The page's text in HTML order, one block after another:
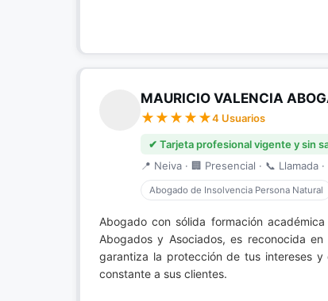
MAURICIO VALENCIA
4 Usuarios
✔ Tarjeta profesional vigente y sin
📍 Neiva · 🏢 Presencial · 📞 Llamada
Abogado de Insolvencia Persona Natural
Abogado con sólida formación
Abogados y Asociados, es reconocida
garantiza la protección de tus intereses
constante a sus clientes.